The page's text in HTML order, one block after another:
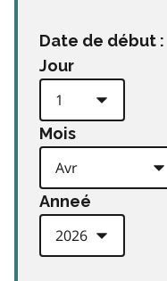
Date de début :
Jour
Mois
Anneé